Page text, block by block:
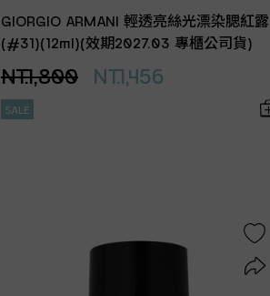
GIORGIO ARMANI 輕透亮絲光漂染腮紅露
(#31)(12ml)(效期2027.03 專櫃公司貨)
NT.1,800 NT.1,456
SALE